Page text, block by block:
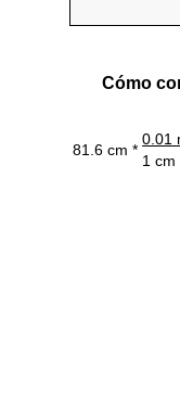
Cómo
81.6 cm *
0.01
1 cm